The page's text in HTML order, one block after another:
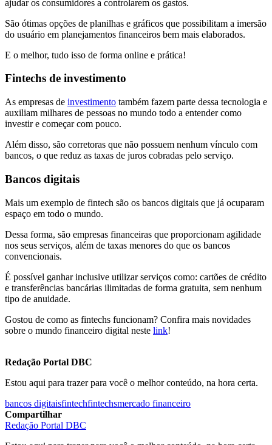
ajudar os consumidores a controlarem os gastos.
São ótimas opções de planilhas e gráficos que possibilitam a imersão
do usuário em planejamentos financeiros bem mais elaborados.
E o melhor, tudo isso de forma online e prática!
Fintechs de investimento
As empresas de investimento também fazem parte dessa tecnologia e
auxiliam milhares de pessoas no mundo todo a entender como
investir e começar com pouco.
Além disso, são corretoras que não possuem nenhum vínculo com
bancos, o que reduz as taxas de juros cobradas pelo serviço.
Bancos digitais
Mais um exemplo de fintech são os bancos digitais que já ocuparam
espaço em todo o mundo.
Dessa forma, são empresas financeiras que proporcionam agilidade
nos seus serviços, além de taxas menores do que os bancos
convencionais.
É possível ganhar inclusive utilizar serviços como: cartões de crédito
e transferências bancárias ilimitadas de forma gratuita, sem nenhum
tipo de anuidade.
Gostou de como as fintechs funcionam? Confira mais novidades
sobre o mundo financeiro digital neste link!
Redação Portal DBC
Estou aqui para trazer para você o melhor conteúdo, na hora certa.
bancos digitaisfintechfintechsmercado financeiro
Compartilhar
Redação Portal DBC